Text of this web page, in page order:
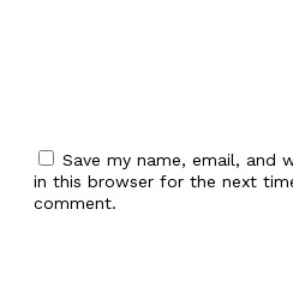
Save my name, email, and
in this browser for the next
comment.